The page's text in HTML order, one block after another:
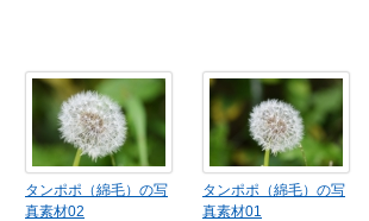
タンポポ（綿毛）の写
真素材02
タンポポ（綿毛）の写
真素材01